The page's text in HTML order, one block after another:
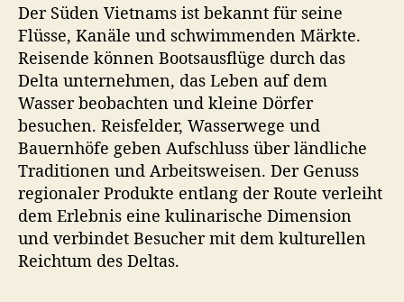
Der Süden Vietnams ist bekannt für seine
Flüsse, Kanäle und schwimmenden Märkte.
Reisende können Bootsausflüge durch das
Delta unternehmen, das Leben auf dem
Wasser beobachten und kleine Dörfer
besuchen. Reisfelder, Wasserwege und
Bauernhöfe geben Aufschluss über ländliche
Traditionen und Arbeitsweisen. Der Genuss
regionaler Produkte entlang der Route verleiht
dem Erlebnis eine kulinarische Dimension
und verbindet Besucher mit dem kulturellen
Reichtum des Deltas.